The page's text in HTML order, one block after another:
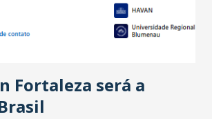
prejuízo ficou em 19%, pouco abaixo
anterior. Outros 1% não existiam em
a outubro, o faturamento também
Fortaleza será a